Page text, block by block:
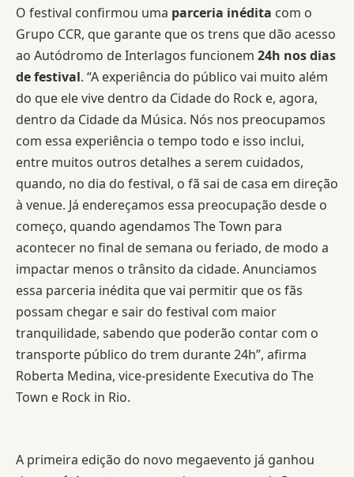
O festival confirmou uma parceria inédita com o
Grupo CCR, que garante que os trens que dão acesso
ao Autódromo de Interlagos funcionem 24h nos dias
de festival. “A experiência do público vai muito além
do que ele vive dentro da Cidade do Rock e, agora,
dentro da Cidade da Música. Nós nos preocupamos
com essa experiência o tempo todo e isso inclui,
entre muitos outros detalhes a serem cuidados,
quando, no dia do festival, o fã sai de casa em direção
à venue. Já endereçamos essa preocupação desde o
começo, quando agendamos The Town para
acontecer no final de semana ou feriado, de modo a
impactar menos o trânsito da cidade. Anunciamos
essa parceria inédita que vai permitir que os fãs
possam chegar e sair do festival com maior
tranquilidade, sabendo que poderão contar com o
transporte público do trem durante 24h”, afirma
Roberta Medina, vice-presidente Executiva do The
Town e Rock in Rio.
A primeira edição do novo megaevento já ganhou